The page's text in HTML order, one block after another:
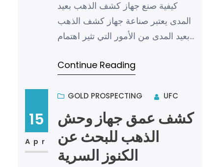
كيفية صنع جهاز كشف الذهب بعيد
المدى يعتبر صناعة جهاز كشف الذهب
بعيد المدى من الأمور التي تثير اهتمام
Continue Reading
15
Apr
GOLD PROSPECTING UFC
كشف عمق جهاز وحش
الذهب للبحث عن
الكنوز السرية